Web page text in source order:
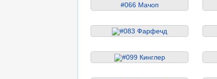
#066 Мачоп
#083 Фарфечд
#099 Кинглер